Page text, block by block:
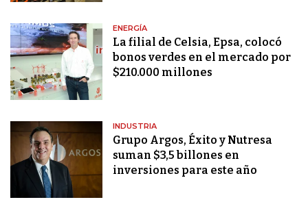
ENERGÍA
La filial de Celsia, Epsa, colocó
bonos verdes en el mercado por
$210.000 millones
INDUSTRIA
Grupo Argos, Éxito y Nutresa
suman $3,5 billones en
inversiones para este año